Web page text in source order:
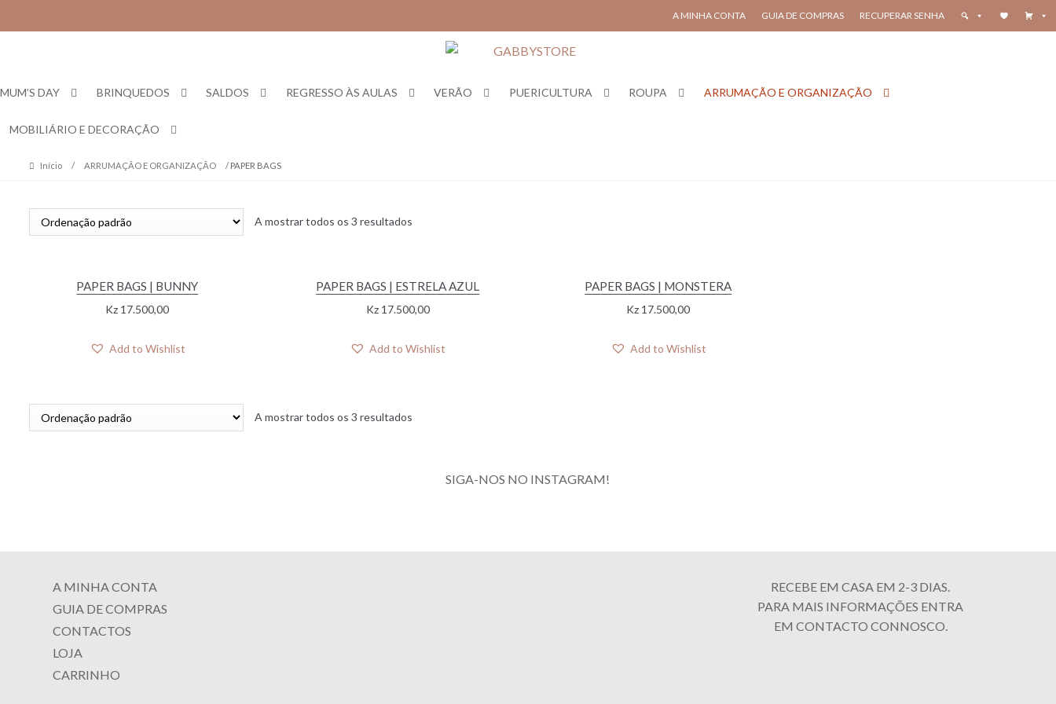
to
to
RECUPERAR SENHA
GUIA DE COMPRAS
A MINHA CONTA
MUM’S DAY BRINQUEDOS SALDOS REGRESSO ÀS AULAS VERÃO PUERICULTURA ROUPA ARRUMAÇÃO E ORGANIZAÇÃO
MOBILIÁRIO E DECORAÇÃO
Início / ARRUMAÇÃO E ORGANIZAÇÃO / PAPER BAGS
A mostrar todos os 3 resultados
PAPER BAGS | BUNNY
Kz 17.500,00
Add to Wishlist
PAPER BAGS | ESTRELA AZUL
Kz17.500,00
Add to Wishlist
PAPER BAGS | MONSTERA
Kz 17.500,00
Add to Wishlist
A mostrar todos os 3 resultados
SIGA-NOS NO INSTAGRAM!
A MINHA CONTA
GUIA DE COMPRAS
CONTACTOS
LOJA
CARRINHO
RECEBE EM CASA EM 2-3 DIAS.
PARA MAIS INFORMAÇÕES ENTRA
EM CONTACTO CONNOSCO.